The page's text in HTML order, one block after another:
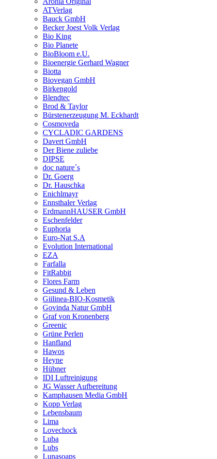
ATVerlag
Bauck GmbH
Becker Joest Volk Verlag
Bio King
Bio Planete
BioBloom e.U.
Bioenergie Gerhard Wagner
Biotta
Biovegan GmbH
Birkengold
Blendtec
Brod & Taylor
Bürstenerzeugung M. Eckhardt
Cosmoveda
CYCLADIC GARDENS
Davert GmbH
Der Biene zuliebe
DIPSE
doc nature´s
Dr. Goerg
Dr. Hauschka
Enichlmayr
Ennsthaler Verlag
ErdmannHAUSER GmbH
Eschenfelder
Euphoria
Euro-Nat S.A
Evolution International
EZA
Farfalla
FitRabbit
Flores Farm
Gesund & Leben
Giilinea-BIO-Kosmetik
Govinda Natur GmbH
Graf von Kronenberg
Greenic
Grüne Perlen
Hanfland
Hawos
Heyne
Hübner
IDI Luftreinigung
JG Wasser Aufbereitung
Kamphausen Media GmbH
Kopp Verlag
Lebensbaum
Lima
Lovechock
Luba
Lubs
Lunasoaps